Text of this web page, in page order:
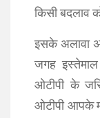
किसी बदलाव
इसके अलावा
जगह
ओटीपी के
ओटीपी आपके